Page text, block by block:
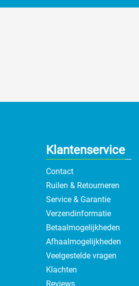
Klantenservice
Contact
Ruilen & Retourneren
Service & Garantie
Verzendinformatie
Betaalmogelijkheden
Afhaalmogelijkheden
Veelgestelde vragen
Klachten
Reviews